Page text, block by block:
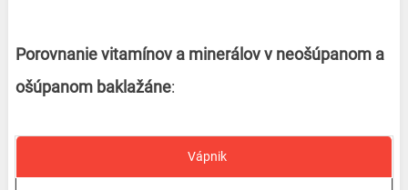
Porovnanie vitamínov a minerálov v neošúpanom a
ošúpanom baklažáne:
Vápnik